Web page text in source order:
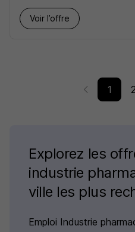
Voir l’offre
1 2
Explorez les
industrie
ville les plus
Emploi Industrie